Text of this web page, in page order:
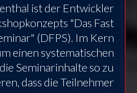
ist der Entwickler
"Das Fast
(DFPS). Im Kern
einen systematischen
Seminarinhalte so zu
dass die Teilnehmer